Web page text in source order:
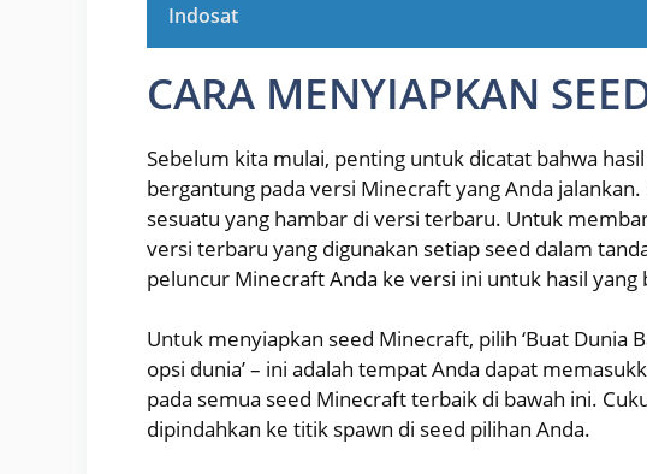
Indosat
CARA MENYIAPKAN
Sebelum kita mulai, penting untuk dicatat bahwa
bergantung pada versi Minecraft yang Anda
sesuatu yang hambar di versi terbaru. Untuk
versi terbaru yang digunakan setiap seed dalam
peluncur Minecraft Anda ke versi ini untuk hasil yang
Untuk menyiapkan seed Minecraft, pilih ‘Buat Dunia
opsi dunia’ – ini adalah tempat Anda dapat
pada semua seed Minecraft terbaik di bawah ini.
dipindahkan ke titik spawn di seed pilihan Anda.